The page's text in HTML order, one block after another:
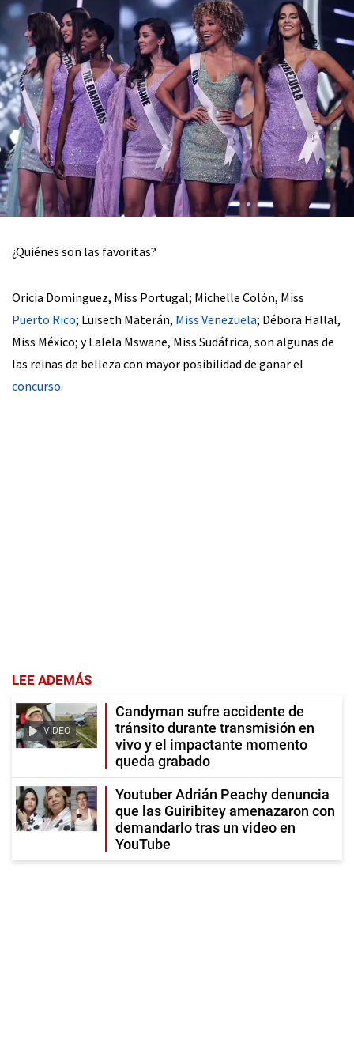
¿Quiénes son las favoritas?
Oricia Dominguez, Miss Portugal; Michelle Colón, Miss
Puerto Rico; Luiseth Materán, Miss Venezuela; Débora Hallal,
Miss México; y Lalela Mswane, Miss Sudáfrica, son algunas de
las reinas de belleza con mayor posibilidad de ganar el
concurso.
LEE ADEMÁS
VIDEO
Candyman sufre accidente de
tránsito durante transmisión en
vivo y el impactante momento
queda grabado
Youtuber Adrián Peachy denuncia
que las Guiribitey amenazaron con
demandarlo tras un video en
YouTube